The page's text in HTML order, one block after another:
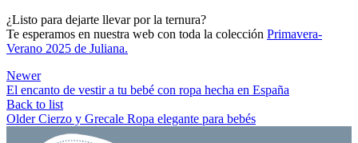
¿Listo para dejarte llevar por la ternura?
Te esperamos en nuestra web con toda la colección Primavera-
Verano 2025 de Juliana.
Newer
El encanto de vestir a tu bebé con ropa hecha en España
Back to list
Older Cierzo y Grecale Ropa elegante para bebés